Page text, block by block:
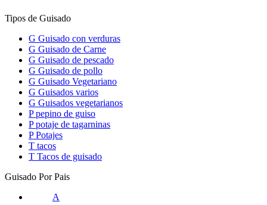
Tipos de Guisado
G Guisado con verduras
G Guisado de Carne
G Guisado de pescado
G Guisado de pollo
G Guisado Vegetariano
G Guisados varios
G Guisados vegetarianos
P pepino de guiso
P potaje de tagarninas
P Potajes
T tacos
T Tacos de guisado
Guisado Por Pais
A